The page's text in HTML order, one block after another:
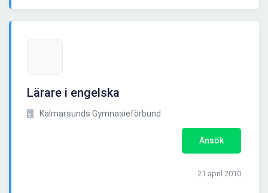
Lärare i engelska
Kalmarsunds Gymnasieförbund
Ansök
21 april 2010